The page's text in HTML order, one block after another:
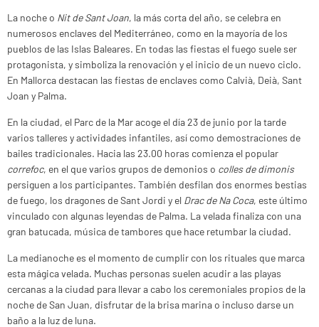
La noche o Nit de Sant Joan, la más corta del año, se celebra en
numerosos enclaves del Mediterráneo, como en la mayoría de los
pueblos de las Islas Baleares. En todas las fiestas el fuego suele ser
protagonista, y simboliza la renovación y el inicio de un nuevo ciclo.
En Mallorca destacan las fiestas de enclaves como Calvià, Deià, Sant
Joan y Palma.
En la ciudad, el Parc de la Mar acoge el día 23 de junio por la tarde
varios talleres y actividades infantiles, así como demostraciones de
bailes tradicionales. Hacia las 23.00 horas comienza el popular
correfoc, en el que varios grupos de demonios o colles de dimonis
persiguen a los participantes. También desfilan dos enormes bestias
de fuego, los dragones de Sant Jordi y el Drac de Na Coca, este último
vinculado con algunas leyendas de Palma. La velada finaliza con una
gran batucada, música de tambores que hace retumbar la ciudad.
La medianoche es el momento de cumplir con los rituales que marca
esta mágica velada. Muchas personas suelen acudir a las playas
cercanas a la ciudad para llevar a cabo los ceremoniales propios de la
noche de San Juan, disfrutar de la brisa marina o incluso darse un
baño a la luz de luna.